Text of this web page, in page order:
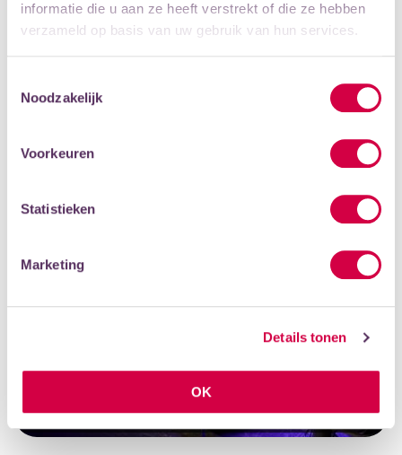
informatie die u aan ze heeft verstrekt of die ze hebben
verzameld op basis van uw gebruik van hun services.
Noodzakelijk
Voorkeuren
Statistieken
Marketing
Details tonen
OK
MUZIEKLES
OOK IETS VOOR JOU?
ONZE MUZIKALE HUISGENOOT